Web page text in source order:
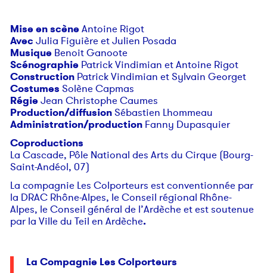
Mise en scèneAntoine Rigot
Avec Julia Figuière et Julien Posada
MusiqueBenoit Ganoote
ScénographiePatrick Vindimian et Antoine Rigot
ConstructionPatrick Vindimian et Sylvain Georget
Costumes Solène Capmas
RégieJean Christophe Caumes
Production/diffusionSébastien Lhommeau
Administration/productionFanny Dupasquier
Coproductions
La Cascade, Pôle National des Arts du Cirque (Bourg-
Saint-Andéol, 07)
La compagnie Les Colporteurs est conventionnée par
la DRAC Rhône-Alpes, le Conseil régional Rhône-
Alpes, le Conseil général de l’Ardèche et est soutenue
par la Ville du Teil en Ardèche.
La Compagnie Les Colporteurs